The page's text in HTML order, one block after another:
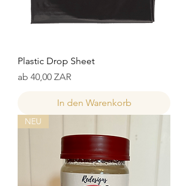
Plastic Drop Sheet
ab 40,00 ZAR
Sale-Preis
In den Warenkorb
NEU